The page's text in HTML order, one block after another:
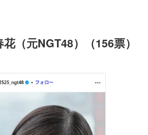
（元NGT48）（156票）